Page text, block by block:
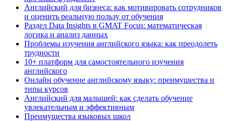
Английский для бизнеса: как мотивировать сотрудников
и оценить реальную пользу от обучения
Раздел Data Insights в GMAT Focus: математическая
логика и анализ данных
Проблемы изучения английского языка: как преодолеть
трудности
10+ платформ для самостоятельного изучения
английского
Онлайн обучение английскому языку: преимущества и
типы курсов
Английский для малышей: как сделать обучение
увлекательным и эффективным
Преимущества языковых школ